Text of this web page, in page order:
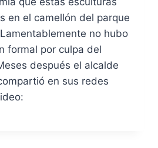
en el camellón del parque
no hubo
formal por culpa del
después el alcalde
en sus redes